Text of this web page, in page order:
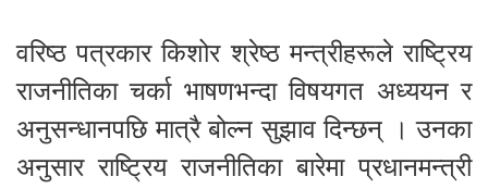
वरिष्ठ पत्रकार किशोर श्रेष्ठ मन्त्रीहरूले राष्ट्रिय
राजनीतिका चर्का भाषणभन्दा विषयगत अध्ययन र
अनुसन्धानपछि मात्रै बोल्न सुझाव दिन्छन् । उनका
अनुसार राष्ट्रिय राजनीतिका बारेमा प्रधानमन्त्री